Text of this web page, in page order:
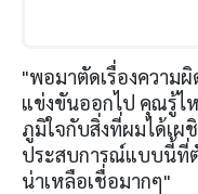
"พอมาตัดเรื่องความ
แข่งขันออกไป คุณรู้ไ
ภูมิใจกับสิ่งที่ผมได้เ
ประสบการณ์แบบนี้ที่
น่าเหลือเชื่อมากๆ"